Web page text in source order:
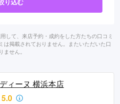
り込む
して、来店予約・成約をした方たちの口コミ
は掲載されておりません。またいただいた口
ません。
ィーヌ 横浜本店
5.0